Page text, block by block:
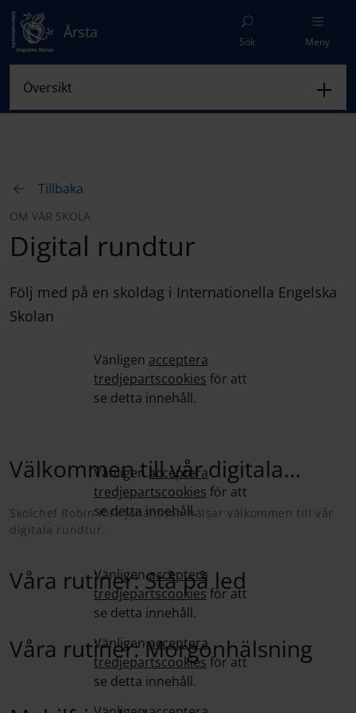
Årsta
Sök Meny
Tillbaka
OM VÅR SKOLA
Digital rundtur
Följ med på en skoldag i Internationella Engelska
Skolan
Vänligen acceptera
tredjepartscookies för att
se detta innehåll.
Välkommen till vår digitala
rundtur
Vänligen acceptera
tredjepartscookies för att
se detta innehåll.
Skolchef Robin Kirk Johansson hälsar välkommen till vår
digitala rundtur.
Våra rutiner: Stå på led
Vänligenacceptera
tredjepartscookiesför att
se detta innehåll.
Våra rutiner: Morgonhälsning
Vänligenacceptera
tredjepartscookiesför att
se detta innehåll.